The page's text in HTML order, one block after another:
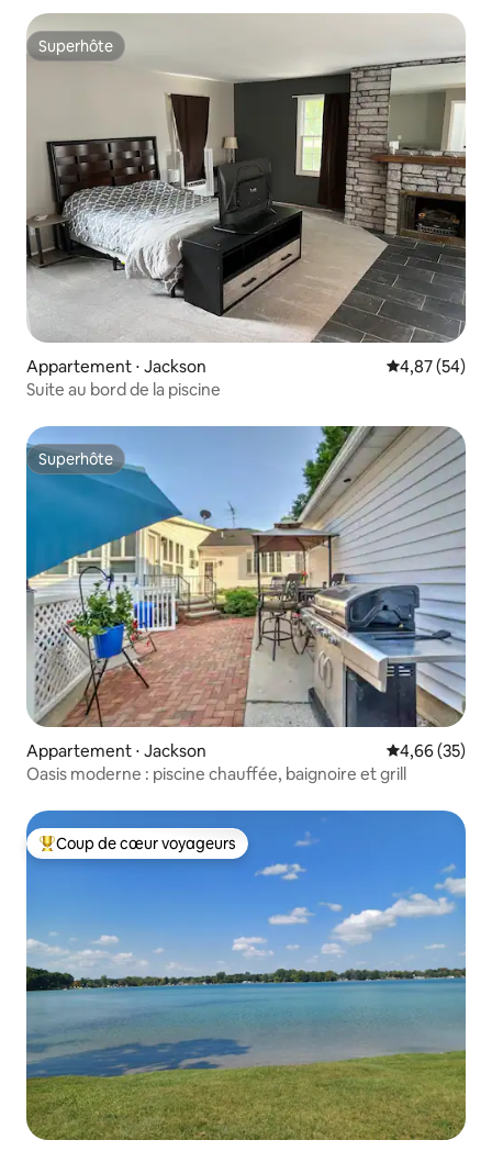
Superhôte
Superhôte
Appartement ⋅ Jackson Évaluation
4,87 (54)
Suite au bord de la piscine
Superhôte
Superhôte
Appartement ⋅ Jackson Évaluation
4,66 (35)
Oasis moderne : piscine chauffée, baignoire et grill
Coups de cœur voyageurs les plus appréciés
Coup de cœur voyageurs